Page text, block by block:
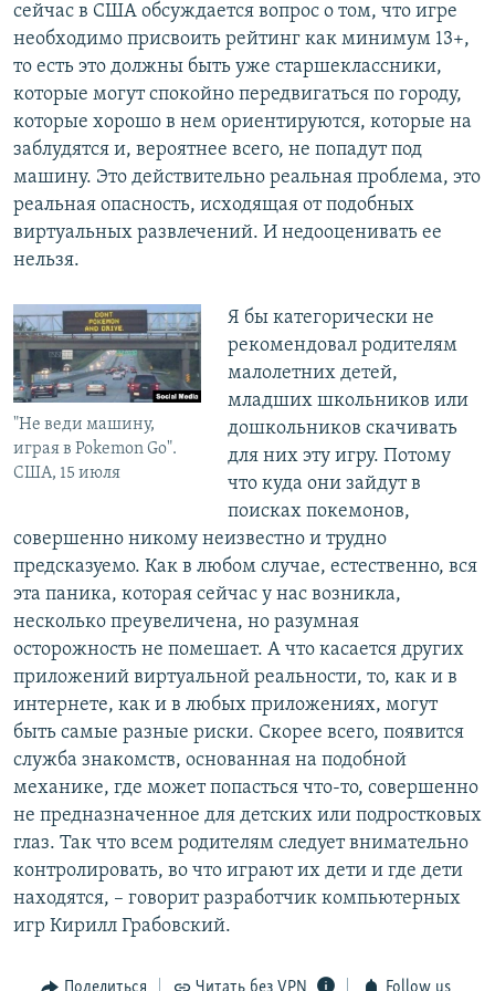
сейчас в США обсуждается вопрос о том, что игре
необходимо присвоить рейтинг как минимум 13+,
то есть это должны быть уже старшеклассники,
которые могут спокойно передвигаться по городу,
которые хорошо в нем ориентируются, которые на
заблудятся и, вероятнее всего, не попадут под
машину. Это действительно реальная проблема, это
реальная опасность, исходящая от подобных
виртуальных развлечений. И недооценивать ее
нельзя.
"Не веди машину,
играя в Pokemon Go".
США, 15 июля
​Я бы категорически не
рекомендовал родителям
малолетних детей,
младших школьников или
дошкольников скачивать
для них эту игру. Потому
что куда они зайдут в
поисках покемонов,
совершенно никому неизвестно и трудно
предсказуемо. Как в любом случае, естественно, вся
эта паника, которая сейчас у нас возникла,
несколько преувеличена, но разумная
осторожность не помешает. А что касается других
приложений виртуальной реальности, то, как и в
интернете, как и в любых приложениях, могут
быть самые разные риски. Скорее всего, появится
служба знакомств, основанная на подобной
механике, где может попасться что-то, совершенно
не предназначенное для детских или подростковых
глаз. Так что всем родителям следует внимательно
контролировать, во что играют их дети и где дети
находятся, – говорит разработчик компьютерных
игр Кирилл Грабовский.